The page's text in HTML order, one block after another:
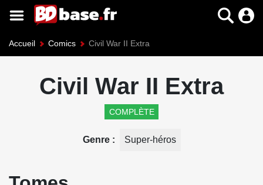
Accueil Comics Civil War II Extra
Civil War II Extra
COMPLÈTE
Genre Super-héros